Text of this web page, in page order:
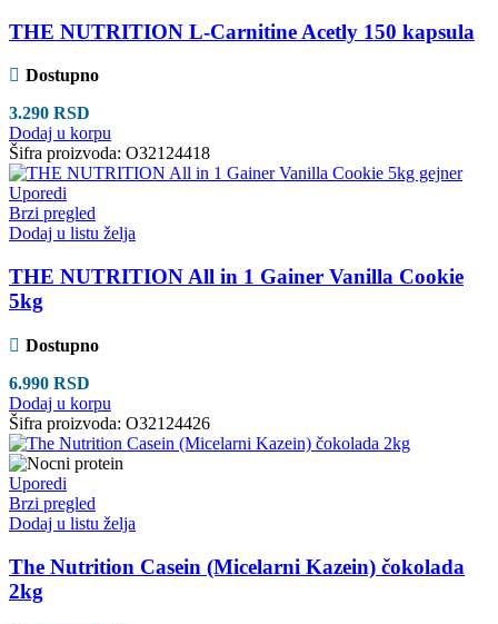
THE NUTRITION L-Carnitine Acetly 150 kapsula
Dostupno
3.290 RSD
Dodaj u korpu
Šifra proizvoda: O32124418
Uporedi
Brzi pregled
Dodaj u listu želja
THE NUTRITION All in 1 Gainer Vanilla Cookie
5kg
Dostupno
6.990 RSD
Dodaj u korpu
Šifra proizvoda: O32124426
Uporedi
Brzi pregled
Dodaj u listu želja
The Nutrition Casein (Micelarni Kazein) čokolada
2kg